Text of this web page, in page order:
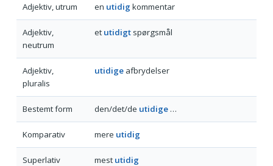
Adjektiv, utrum en utidig kommentar
Adjektiv,
neutrum
et utidigtspørgsmål
Adjektiv,
pluralis
utidigeafbrydelser
Bestemt form den/det/de utidige…
Komparativ mere utidig
Superlativ mest utidig